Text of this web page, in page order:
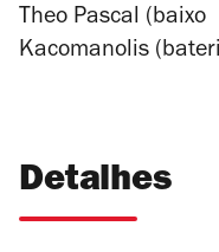
Theo Pascal
Kacomanolis
Detalhes